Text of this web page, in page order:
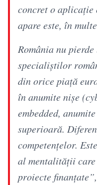
concret o aplicație
apare este, în
România nu
specialiștilor
din orice piață
în anumite nișe
embedded,
superioară.
competențelor.
al mentalității
proiecte